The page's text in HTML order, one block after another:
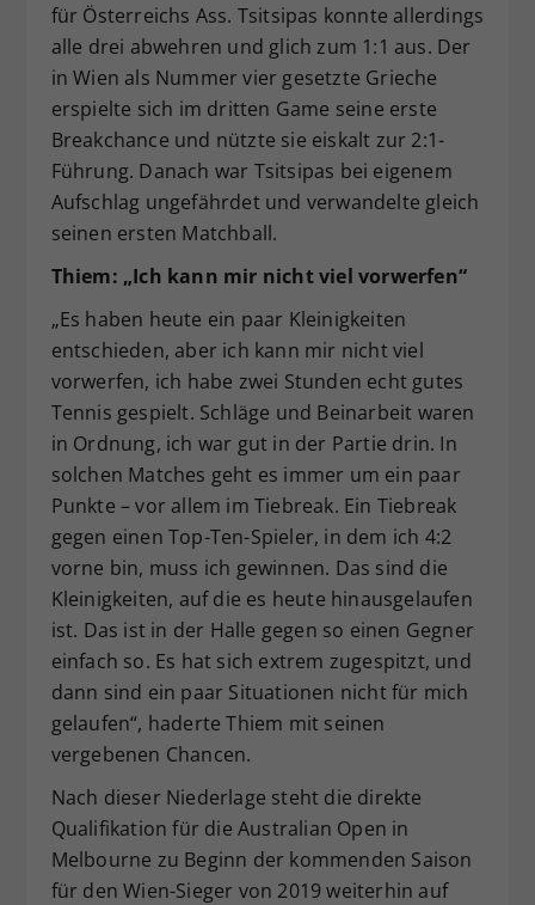
für Österreichs Ass. Tsitsipas konnte allerdings
alle drei abwehren und glich zum 1:1 aus. Der
in Wien als Nummer vier gesetzte Grieche
erspielte sich im dritten Game seine erste
Breakchance und nützte sie eiskalt zur 2:1-
Führung. Danach war Tsitsipas bei eigenem
Aufschlag ungefährdet und verwandelte gleich
seinen ersten Matchball.
Thiem: „Ich kann mir nicht viel vorwerfen“
„Es haben heute ein paar Kleinigkeiten
entschieden, aber ich kann mir nicht viel
vorwerfen, ich habe zwei Stunden echt gutes
Tennis gespielt. Schläge und Beinarbeit waren
in Ordnung, ich war gut in der Partie drin. In
solchen Matches geht es immer um ein paar
Punkte – vor allem im Tiebreak. Ein Tiebreak
gegen einen Top-Ten-Spieler, in dem ich 4:2
vorne bin, muss ich gewinnen. Das sind die
Kleinigkeiten, auf die es heute hinausgelaufen
ist. Das ist in der Halle gegen so einen Gegner
einfach so. Es hat sich extrem zugespitzt, und
dann sind ein paar Situationen nicht für mich
gelaufen“, haderte Thiem mit seinen
vergebenen Chancen.
Nach dieser Niederlage steht die direkte
Qualifikation für die Australian Open in
Melbourne zu Beginn der kommenden Saison
für den Wien-Sieger von 2019 weiterhin auf